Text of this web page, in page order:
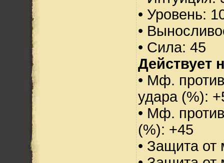
• Уровень:
•
• Сила: 45
Действует
• Мф.
удара (%):
• Мф.
(%): +45
• Защита от